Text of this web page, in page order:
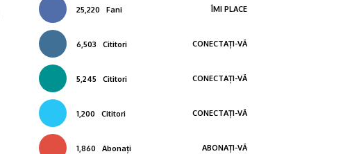
25,220 Fani ÎMI PLACE
6,503 Cititori CONECTAȚI-VĂ
5,245 Cititori CONECTAȚI-VĂ
1,200 Cititori CONECTAȚI-VĂ
1,860 Abonați ABONAȚI-VĂ